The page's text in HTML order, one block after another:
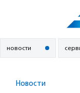
новости
Новости